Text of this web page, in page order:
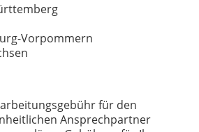
Vorpommern
für den
Ansprechpartner